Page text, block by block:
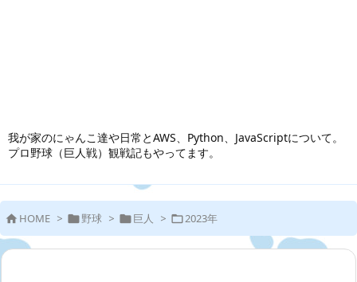
我が家のにゃんこ達や日常とAWS、Python、JavaScriptについて。
プロ野球（巨人戦）観戦記もやってます。
 HOME > 野球 > 巨人 > 2023年